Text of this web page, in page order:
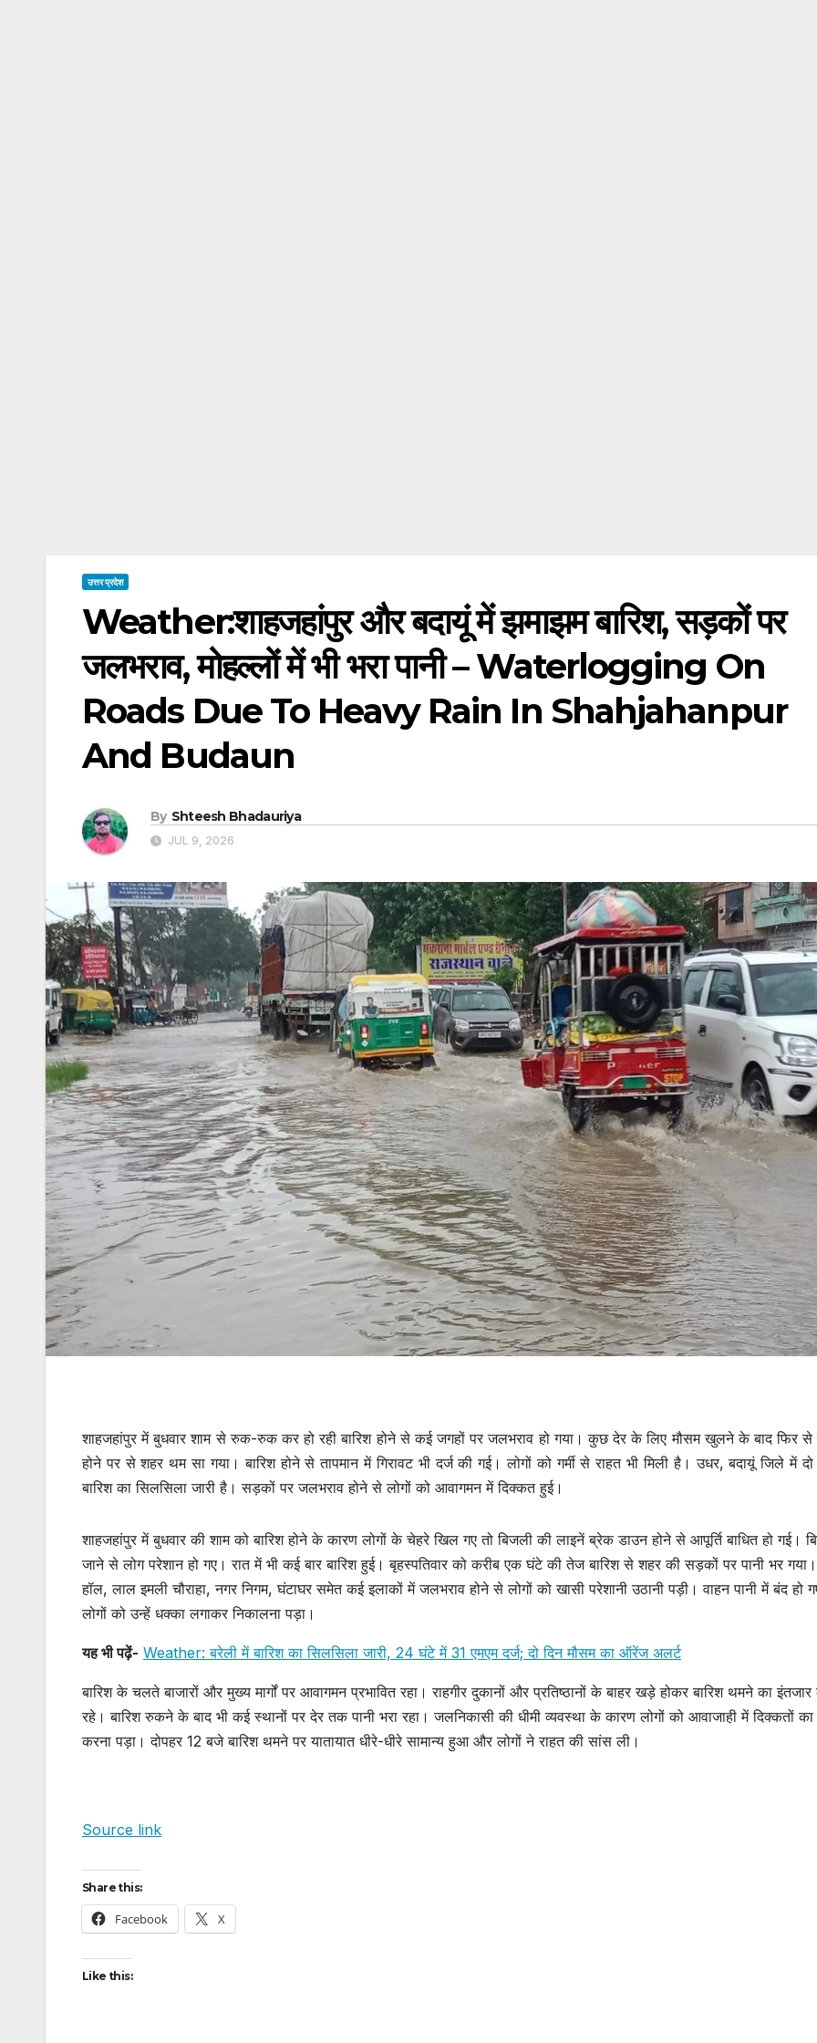
उत्तर प्रदेश
Weather:शाहजहांपुर और बदायूं में झमाझम बारिश, सड़कों पर
जलभराव, मोहल्लों में भी भरा पानी – Waterlogging On
Roads Due To Heavy Rain In Shahjahanpur
And Budaun
By Shteesh Bhadauriya
JUL 9, 2026
शाहजहांपुर में बुधवार शाम से रुक-रुक कर हो रही बारिश होने से कई जगहों पर जलभराव हो गया। कुछ देर के लिए मौसम खुलने के बाद फिर से
होने पर से शहर थम सा गया। बारिश होने से तापमान में गिरावट भी दर्ज की गई। लोगों को गर्मी से राहत भी मिली है। उधर, बदायूं जिले में
बारिश का सिलसिला जारी है। सड़कों पर जलभराव होने से लोगों को आवागमन में दिक्कत हुई।
शाहजहांपुर में बुधवार की शाम को बारिश होने के कारण लोगों के चेहरे खिल गए तो बिजली की लाइनें ब्रेक डाउन होने से आपूर्ति बाधित हो गई।
जाने से लोग परेशान हो गए। रात में भी कई बार बारिश हुई। बृहस्पतिवार को करीब एक घंटे की तेज बारिश से शहर की सड़कों पर पानी भर
हॉल, लाल इमली चौराहा, नगर निगम, घंटाघर समेत कई इलाकों में जलभराव होने से लोगों को खासी परेशानी उठानी पड़ी। वाहन पानी में बंद हो
लोगों को उन्हें धक्का लगाकर निकालना पड़ा।
यह भी पढ़ें- Weather: बरेली में बारिश का सिलसिला जारी, 24 घंटे में 31 एमएम दर्ज; दो दिन मौसम का ऑरेंज अलर्ट
बारिश के चलते बाजारों और मुख्य मार्गों पर आवागमन प्रभावित रहा। राहगीर दुकानों और प्रतिष्ठानों के बाहर खड़े होकर बारिश थमने का
रहे। बारिश रुकने के बाद भी कई स्थानों पर देर तक पानी भरा रहा। जलनिकासी की धीमी व्यवस्था के कारण लोगों को आवाजाही में दिक्कतों का
करना पड़ा। दोपहर 12 बजे बारिश थमने पर यातायात धीरे-धीरे सामान्य हुआ और लोगों ने राहत की सांस ली।
Source link
Share this:
Facebook X
Like this: